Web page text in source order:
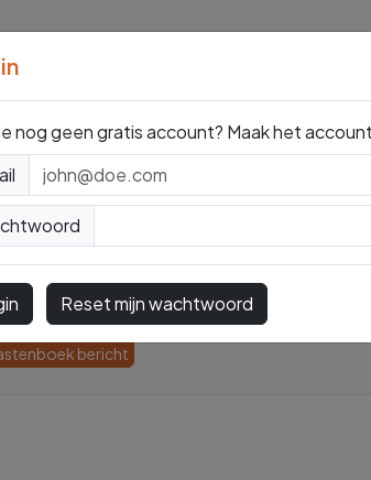
al uw vragen.
BE 0907 - 37065
Fotoreading
bericht
nog geen gratis account? Maak het account
Reset mijn wachtwoord